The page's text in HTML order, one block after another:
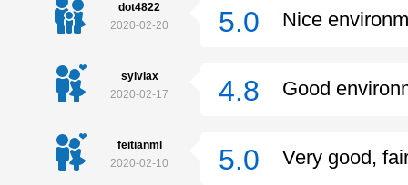
dot4822
2020-02-20
5.0 Nice
sylviax
2020-02-17
4.8 Good
feitianml
2020-02-10
5.0 Very good,